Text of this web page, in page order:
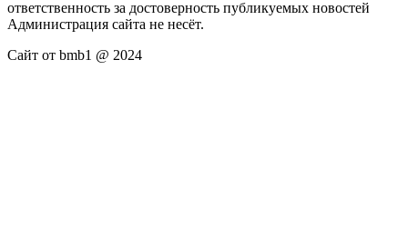
ответственность за достоверность публикуемых новостей
Администрация сайта не несёт.
Сайт от bmb1 @ 2024